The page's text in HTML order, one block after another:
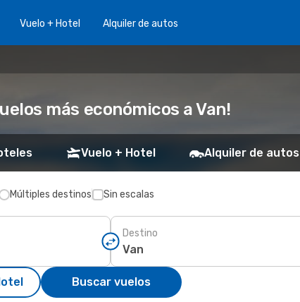
Vuelo + Hotel Alquiler de autos
más económicos a Van!
Vuelo + Hotel Alquiler de autos
Múltiples destinos Sin escalas
Destino
Buscar vuelos